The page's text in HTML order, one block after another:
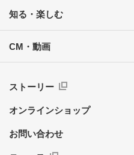
知る・楽しむ
CM・動画
ストーリー
オンラインショップ
お問い合わせ